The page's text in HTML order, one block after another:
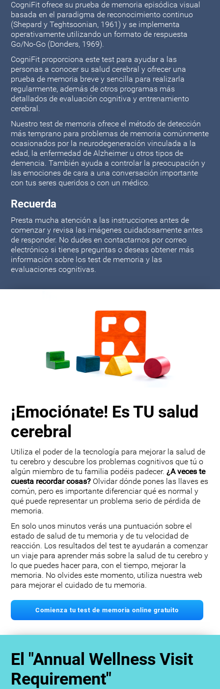
CogniFit ofrece su prueba de memoria episódica visual
basada en el paradigma de reconocimiento continuo
(Shepard y Teghtsoonian, 1961) y se implementa
operativamente utilizando un formato de respuesta
Go/No-Go (Donders, 1969).
CogniFit proporciona este test para ayudar a las
personas a conocer su salud cerebral y ofrecer una
prueba de memoria breve y sencilla para realizarla
regularmente, además de otros programas más
detallados de evaluación cognitiva y entrenamiento
cerebral.
Nuestro test de memoria ofrece el método de detección
más temprano para problemas de memoria comúnmente
ocasionados por la neurodegeneración vinculada a la
edad, la enfermedad de Alzheimer u otros tipos de
demencia. También ayuda a controlar la preocupación y
las emociones de cara a una conversación importante
con tus seres queridos o con un médico.
Recuerda
Presta mucha atención a las instrucciones antes de
comenzar y revisa las imágenes cuidadosamente antes
de responder. No dudes en contactarnos por correo
electrónico si tienes preguntas o deseas obtener más
información sobre los test de memoria y las
evaluaciones cognitivas.
¡Emociónate! Es TU salud
cerebral
Utiliza el poder de la tecnología para mejorar la salud de
tu cerebro y descubre los problemas cognitivos que tú o
algún miembro de tu familia podéis padecer.¿A veces te
cuesta recordar cosas? Olvidar dónde pones las llaves es
común, pero es importante diferenciar qué es normal y
qué puede representar un problema serio de pérdida de
memoria.
En solo unos minutos verás una puntuación sobre el
estado de salud de tu memoria y de tu velocidad de
reacción. Los resultados del test te ayudarán a comenzar
un viaje para aprender más sobre la salud de tu cerebro y
lo que puedes hacer para, con el tiempo, mejorar la
memoria. No olvides este momento, utiliza nuestra web
para mejorar el cuidado de tu memoria.
Comienza tu test de memoria online gratuito
El "Annual Wellness Visit
Requirement"